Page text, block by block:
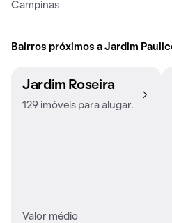
Campinas
Bairros próximos a Jardim
Jardim Roseira
129 imóveis para alugar.
Valor médio